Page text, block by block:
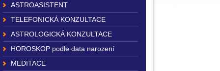
ASTROASISTENT
TELEFONICKÁ KONZULTACE
ASTROLOGICKÁ KONZULTACE
HOROSKOP podle data narození
MEDITACE